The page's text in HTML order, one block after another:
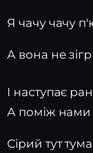
Я чачу чачу
А вона не
І наступає
А поміж нами
Сірий тут